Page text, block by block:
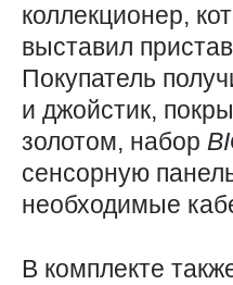
коллекционер,
выставил
Покупатель
и джойстик,
золотом, набор
сенсорную
необходимые
В комплекте